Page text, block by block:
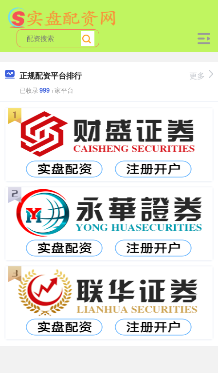
正规配资平台排行
已收录999+家平台
更多